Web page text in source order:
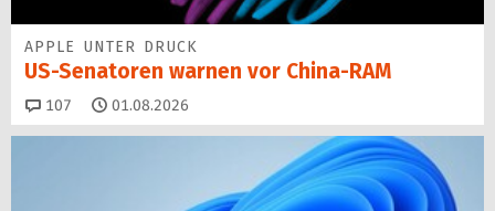
APPLE UNTER DRUCK
US-Senatoren warnen vor China-RAM
107 Kommentare
01.08.2026